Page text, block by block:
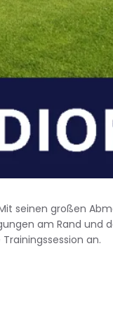
seinen großen
am Rand und
an.